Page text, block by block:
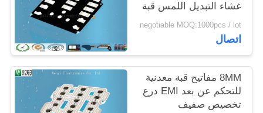
غشاء التبديل اللمس قبة
زر
negotiable MOQ:1000pcs / lot
اتصال
8MM مفاتيح قبة معدنية
للتحكم عن بعد EMI درع
تخصيص صفيف